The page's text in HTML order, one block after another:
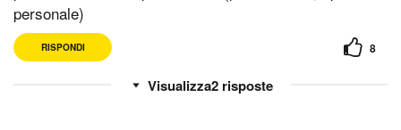
personale)
RISPONDI
2risposte
8